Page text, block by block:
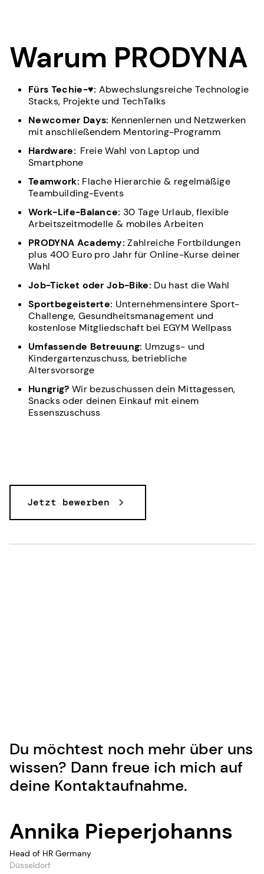
Warum PRODYNA
Fürs Techie-♥: Abwechslungsreiche Technologie
Stacks, Projekte und TechTalks
Newcomer Days: Kennenlernen und Netzwerken
mit anschließendem Mentoring-Programm
Hardware: Freie Wahl von Laptop und
Smartphone
Teamwork: Flache Hierarchie & regelmäßige
Teambuilding-Events
Work-Life-Balance: 30 Tage Urlaub, flexible
Arbeitszeitmodelle & mobiles Arbeiten
PRODYNA Academy: Zahlreiche Fortbildungen
plus 400 Euro pro Jahr für Online-Kurse deiner
Wahl
Job-Ticket oder Job-Bike: Du hast die Wahl
Sportbegeisterte: Unternehmensintere Sport-
Challenge, Gesundheitsmanagement und
kostenlose Mitgliedschaft bei EGYM Wellpass
Umfassende Betreuung: Umzugs- und
Kindergartenzuschuss, betriebliche
Altersvorsorge
Hungrig? Wir bezuschussen dein Mittagessen,
Snacks oder deinen Einkauf mit einem
Essenszuschuss
Jetzt bewerben
Du möchtest noch mehr über uns
wissen? Dann freue ich mich auf
deine Kontaktaufnahme.
Annika Pieperjohanns
Head of HR Germany
Düsseldorf